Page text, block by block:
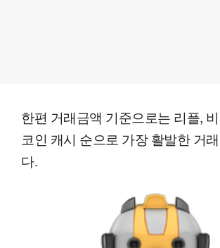
한편 거래금액 기준으로는 리플,
코인 캐시 순으로 가장 활발한 거
다.